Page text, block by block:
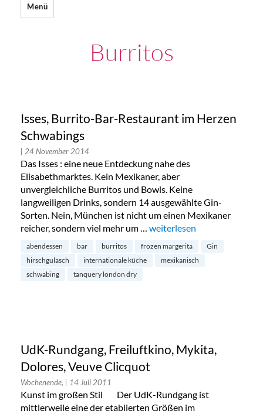
Menü
Burritos
Isses, Burrito-Bar-Restaurant im Herzen
Schwabings
| 24 November 2014
Das Isses : eine neue Entdeckung nahe des
Elisabethmarktes. Kein Mexikaner, aber
unvergleichliche Burritos und Bowls. Keine
langweiligen Drinks, sondern 14 ausgewählte Gin-
Sorten. Nein, München ist nicht um einen Mexikaner
reicher, sondern viel mehr um … „Isses, Burrito-Bar-
weiterlesen
abendessen bar burritos frozen margerita
Gin
hirschgulasch
internationale küche
mexikanisch
schwabing
tanquery london dry
UdK-Rundgang, Freiluftkino, Mykita,
Dolores, Veuve Clicquot
Wochenende, | 14 Juli 2011
Kunst im großen Stil Der UdK-Rundgang ist
mittlerweile eine der etablierten Größen im